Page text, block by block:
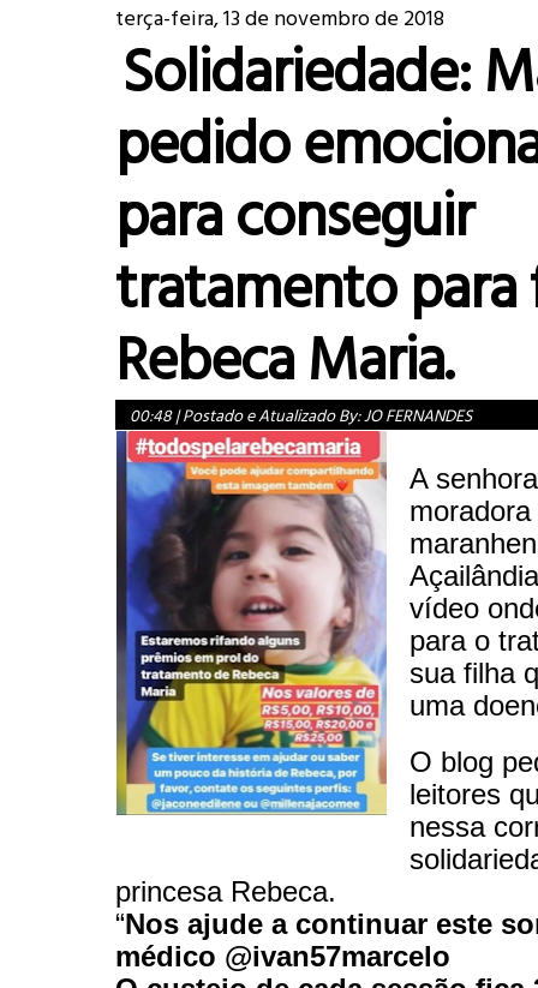
terça-feira, 13 de novembro de 2018
Solidariedade:
pedido
para conseguir
tratamento para
Rebeca Maria.
00:48|Postado e Atualizado By:JO FERNANDES
A
vídeo
para o
sua filha
uma
O blog
leitores
nessa
princesa Rebeca.
“Nos ajude a continuar este
médico @ivan57marcelo